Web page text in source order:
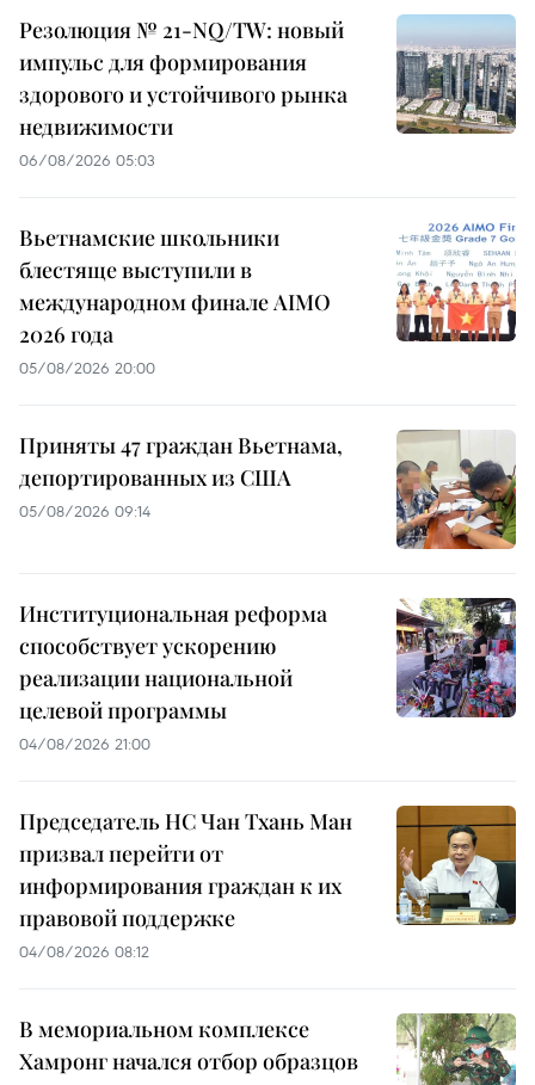
Резолюция № 21-NQ/TW: новый
импульс для формирования
здорового и устойчивого рынка
недвижимости
06/08/2026 05:03
Вьетнамские школьники
блестяще выступили в
международном финале AIMO
2026 года
05/08/2026 20:00
Приняты 47 граждан Вьетнама,
депортированных из США
05/08/2026 09:14
Институциональная реформа
способствует ускорению
реализации национальной
целевой программы
04/08/2026 21:00
Председатель НС Чан Тхань Ман
призвал перейти от
информирования граждан к их
правовой поддержке
04/08/2026 08:12
В мемориальном комплексе
Хамронг начался отбор образцов